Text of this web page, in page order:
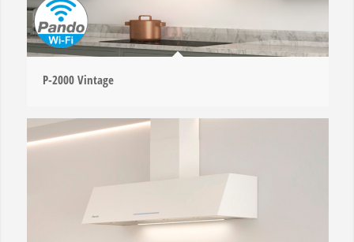
P-2000 Vintage